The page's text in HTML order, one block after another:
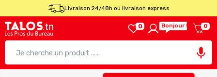
Livraison 24/48h ou livraison express
0 Bonjour ! 0
